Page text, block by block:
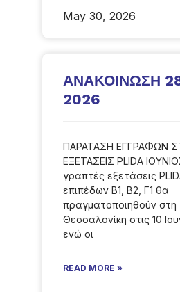
May 30, 2026
ΑΝΑΚΟΙΝΩΣΗ
2026
ΠΑΡΑΤΑΣΗ ΕΓΓΡΑΦΩΝ
ΕΞΕΤΑΣΕΙΣ PLIDA
γραπτές εξετάσεις
επιπέδων B1, B2, Γ1 θα
πραγματοποιηθούν στη
Θεσσαλονίκη στις 10
ενώ οι
READ MORE »